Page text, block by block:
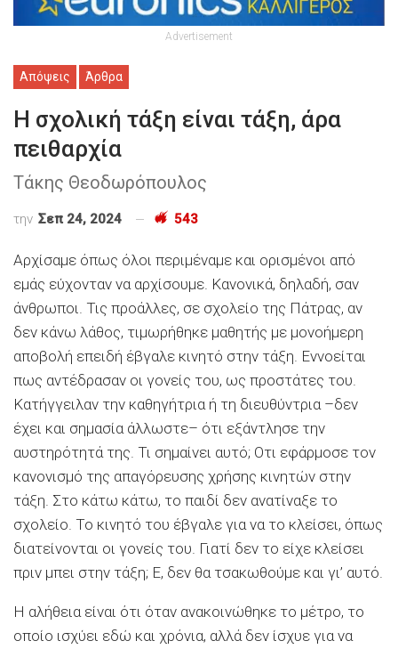
Advertisement
Απόψεις Άρθρα
Η σχολική τάξη είναι τάξη, άρα
πειθαρχία
Τάκης Θεοδωρόπουλος
την Σεπ 24, 2024 543
Αρχίσαμε όπως όλοι περιμέναμε και ορισμένοι από
εμάς εύχονταν να αρχίσουμε. Κανονικά, δηλαδή, σαν
άνθρωποι. Τις προάλλες, σε σχολείο της Πάτρας, αν
δεν κάνω λάθος, τιμωρήθηκε μαθητής με μονοήμερη
αποβολή επειδή έβγαλε κινητό στην τάξη. Εννοείται
πως αντέδρασαν οι γονείς του, ως προστάτες του.
Κατήγγειλαν την καθηγήτρια ή τη διευθύντρια –δεν
έχει και σημασία άλλωστε– ότι εξάντλησε την
αυστηρότητά της. Τι σημαίνει αυτό; Οτι εφάρμοσε τον
κανονισμό της απαγόρευσης χρήσης κινητών στην
τάξη. Στο κάτω κάτω, το παιδί δεν ανατίναξε το
σχολείο. Το κινητό του έβγαλε για να το κλείσει, όπως
διατείνονται οι γονείς του. Γιατί δεν το είχε κλείσει
πριν μπει στην τάξη; Ε, δεν θα τσακωθούμε και γι’ αυτό.
Η αλήθεια είναι ότι όταν ανακοινώθηκε το μέτρο, το
οποίο ισχύει εδώ και χρόνια, αλλά δεν ίσχυε για να